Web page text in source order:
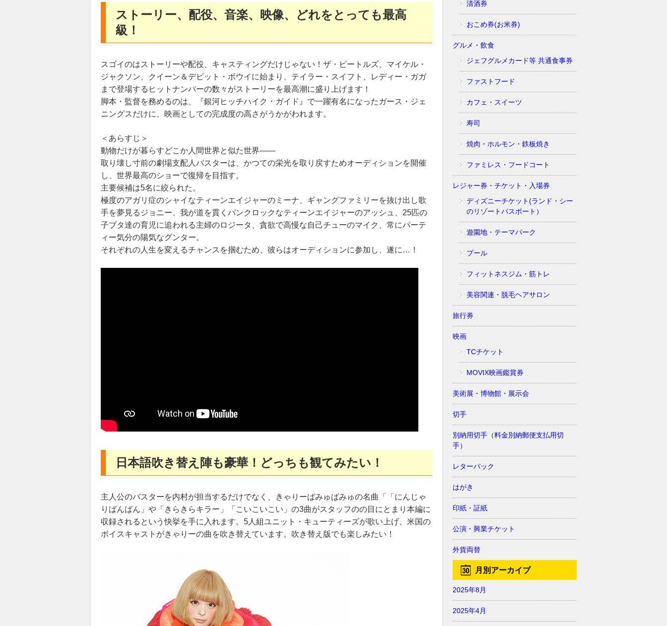
ストーリー、配役、音楽、映像、どれをとっても最高
級！
スゴイのはストーリーや配役、キャスティングだけじゃない！ザ・ビートルズ、マイケル・
ジャクソン、クイーン＆デビット・ボウイに始まり、テイラー・スイフト、レディー・ガガ
まで登場するヒットナンバーの数々がストーリーを最高潮に盛り上げます！
脚本・監督を務めるのは、『銀河ヒッチハイク・ガイド』で一躍有名になったガース・ジェ
ニングスだけに、映画としての完成度の高さがうかがわれます。
＜あらすじ＞
動物だけが暮らすどこか人間世界と似た世界――
取り壊し寸前の劇場支配人バスターは、かつての栄光を取り戻すためオーディションを開催
し、世界最高のショーで復帰を目指す。
主要候補は5名に絞られた。
極度のアガリ症のシャイなティーンエイジャーのミーナ、ギャングファミリーを抜け出し歌
手を夢見るジョニー、我が道を貫くパンクロックなティーンエイジャーのアッシュ、25匹の
子ブタ達の育児に追われる主婦のロジータ、貪欲で高慢な自己チューのマイク、常にパーテ
ィー気分の陽気なグンター。
それぞれの人生を変えるチャンスを掴むため、彼らはオーディションに参加し、遂に…！
日本語吹き替え陣も豪華！どっちも観てみたい！
主人公のバスターを内村が担当するだけでなく、きゃりーぱみゅぱみゅの名曲「「にんじゃ
りばんばん」や「きらきらキラー」「こいこいこい」の3曲がスタッフのの目にとまり本編に
収録されるという快挙を手に入れます。5人組ユニット・キューティーズが歌い上げ、米国の
ボイスキャストがきゃりーの曲を吹き替えています。吹き替え版でも楽しみたい！
清酒券
おこめ券(お米券)
グルメ・飲食
ジェフグルメカード等 共通食事券
ファストフード
カフェ・スイーツ
寿司
焼肉・ホルモン・鉄板焼き
ファミレス・フードコート
レジャー券・チケット・入場券
ディズニーチケット(ランド・シー
のリゾートパスポート）
遊園地・テーマパーク
プール
フィットネスジム・筋トレ
美容関連・脱毛ヘアサロン
旅行券
映画
TCチケット
MOVIX映画鑑賞券
美術展・博物館・展示会
切手
別納用切手（料金別納郵便支払用切
手）
レターパック
はがき
印紙・証紙
公演・興業チケット
外貨両替
月別アーカイブ
2025年8月
2025年4月